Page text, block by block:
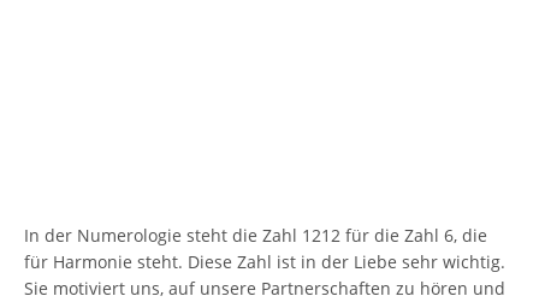
In der Numerologie steht die Zahl 1212 für die Zahl 6, die
für Harmonie steht. Diese Zahl ist in der Liebe sehr wichtig.
Sie motiviert uns, auf unsere Partnerschaften zu hören und